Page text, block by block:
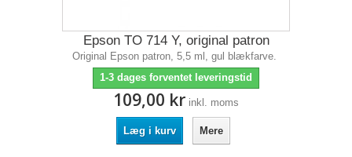
Epson TO 714 Y, original patron
Original Epson patron, 5,5 ml, gul blækfarve.
1-3 dages forventet leveringstid
109,00 kr inkl. moms
Læg i kurv Mere